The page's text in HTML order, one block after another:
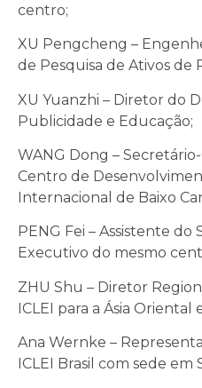
centro;
XU Pengcheng –
de Pesquisa de Ativos de
XU Yuanzhi – Diretor do
Publicidade e Educação;
WANG Dong –
Centro de
Internacional de Baixo
PENG Fei – Assistente do
Executivo do mesmo
ZHU Shu – Diretor
ICLEI para a Ásia Oriental
Ana Wernke –
ICLEI Brasil com sede em